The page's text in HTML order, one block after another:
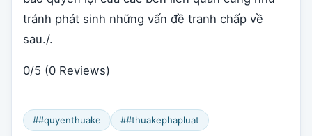
tránh phát sinh những vấn đề tranh chấp về
sau./.
0/5 (0 Reviews)
##quyenthuake ##thuakephapluat